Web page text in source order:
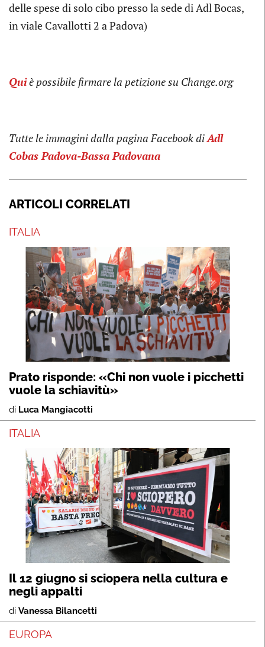
delle spese di solo cibo presso la sede di Adl Bocas,
in viale Cavallotti 2 a Padova)
Quiè possibile firmare la petizione su Change.org
Tutte le immagini dalla pagina Facebook diAdl
Cobas Padova-Bassa Padovana
ARTICOLI CORRELATI
ITALIA
Prato risponde: «Chi non vuole i picchetti
vuole la schiavitù»
di Luca Mangiacotti
ITALIA
Il 12 giugno si sciopera nella cultura e
negli appalti
di Vanessa Bilancetti
EUROPA